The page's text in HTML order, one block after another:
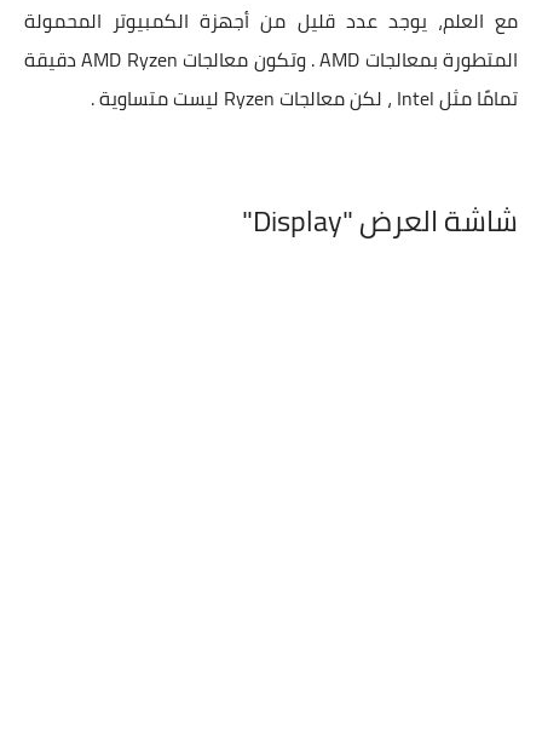
مع العلم، يوجد عدد قليل من أجهزة الكمبيوتر المحمولة
المتطورة بمعالجات AMD . وتكون معالجات AMD Ryzen دقيقة
تمامًا مثل Intel ، لكن معالجات Ryzen ليست متساوية .
شاشة العرض "Display"